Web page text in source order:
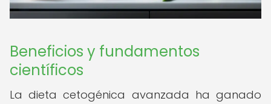
Beneficios y fundamentos
científicos
La dieta cetogénica avanzada ha ganado